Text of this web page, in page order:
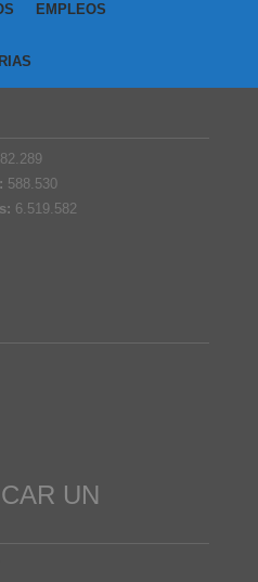
EMPLEOS
82.289
588.530
6.519.582
UN